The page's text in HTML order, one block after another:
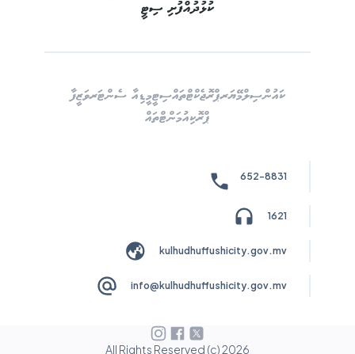
ކުޅުދުއްފުށި ސިޓީ
ކައުންސިލްމޭޔަރޕްރޮޖެކްޓްތައްސިޓީމީޑިއާ ސެންޓަރވަޒީފާ
ޕްރޮކިއުމަންޓްތައް
652-8831
1621
kulhudhuffushicity.gov.mv
info@kulhudhuffushicity.gov.mv
All Rights Reserved (c)2026